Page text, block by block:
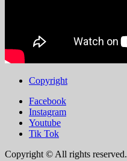
Copyright
Facebook
Instagram
Youtube
Tik Tok
Copyright © All rights reserved.